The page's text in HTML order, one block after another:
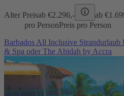
Alter Preisab €2.296,- ab €
pro PersonPreis pro Person
Barbados All Inclusive Strandurlaub
& Spa oder The Abidah by Accra